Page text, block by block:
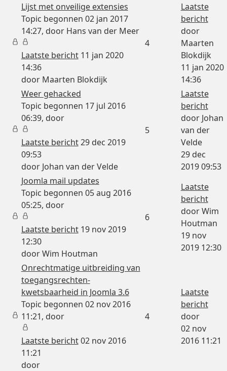
Lijst met onveilige extensies
Topic begonnen 02 jan 2017
14:27, door Hans van der Meer
Laatste bericht11 jan 2020
14:36
door Maarten Blokdijk
4
Laatste
bericht
door
Maarten
Blokdijk
11 jan 2020
14:36
Weer gehacked
Topic begonnen 17 jul 2016
06:39, door
Laatste bericht29 dec 2019
09:53
door Johan van der Velde
5
Laatste
bericht
door Johan
van der
Velde
29 dec
2019 09:53
Joomla mail updates
Topic begonnen 05 aug 2016
05:25, door
Laatste bericht19 nov 2019
12:30
doorWim Houtman
6
Laatste
bericht
doorWim
Houtman
19 nov
2019 12:30
Onrechtmatige uitbreiding van
toegangsrechten-
kwetsbaarheid in Joomla 3.6
Topic begonnen 02 nov 2016
11:21, door
Laatste bericht02 nov 2016
11:21
door
4
Laatste
bericht
door
02 nov
2016 11:21